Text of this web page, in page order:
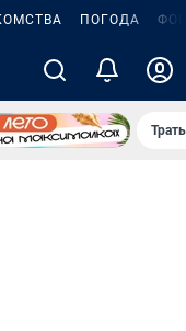
ПОГОДА